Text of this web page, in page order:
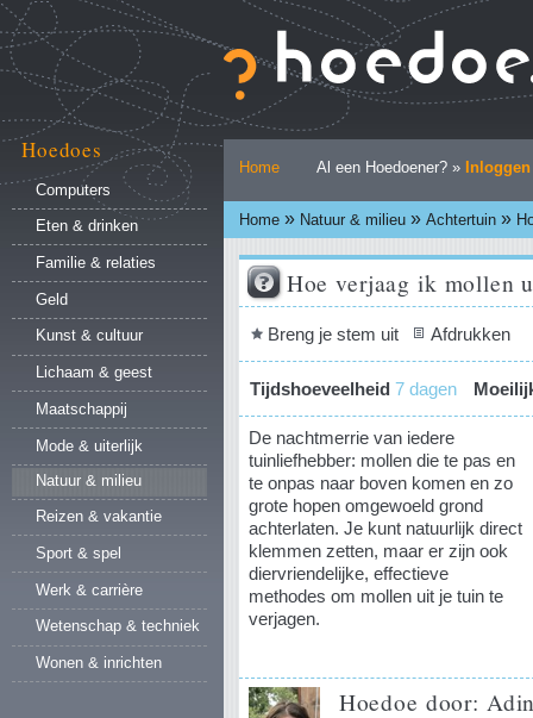
naar
inhoud.
Ga
naar
navigatie
Persoonlijke
hulpmiddelen
Home Al een Hoedoener? » Inloggen
Home » Natuur & milieu » Achtertuin »
Hoedoes
Computers
Eten & drinken
Familie & relaties
Geld
Kunst & cultuur
Lichaam & geest
Maatschappij
Mode & uiterlijk
Natuur & milieu
Reizen & vakantie
Sport & spel
Werk & carrière
Wetenschap & techniek
Wonen & inrichten
Hoe verjaag ik mollen
Document
Breng je stem uit Afdrukken
Tijdshoeveelheid 7 dagen
De nachtmerrie van iedere
tuinliefhebber: mollen die te pas en
te onpas naar boven komen en zo
grote hopen omgewoeld grond
achterlaten. Je kunt natuurlijk direct
klemmen zetten, maar er zijn ook
diervriendelijke, effectieve
methodes om mollen uit je tuin te
verjagen.
Hoedoe door: